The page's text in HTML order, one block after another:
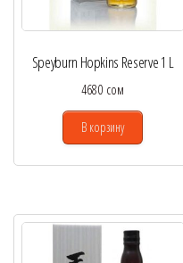
Speyburn Hopkins Reserve 1 L
4680 сом
В корзину